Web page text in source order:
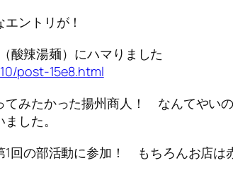
ントリが！
酸辣湯麺）にハマりました
post-15e8.html
みたかった揚州商人！ なんてやい
した。
回の部活動に参加！ もちろんお店は